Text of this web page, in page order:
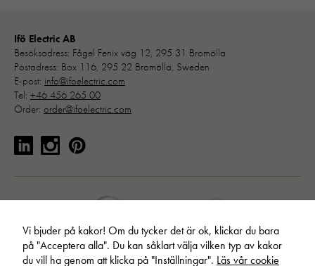
Ifö Electric AB
Besöksadress: Fågel Fenix väg 12, 295 31 Bromölla
Postadress: Box 116, 295 22 Bromölla, Sweden
E-post: info@ifoelectric.com
Tel: +46 456 265 00
Order: order@ifoelectric.com
Vi bjuder på kakor! Om du tycker det är ok, klickar du bara
på "Acceptera alla". Du kan såklart välja vilken typ av kakor
du vill ha genom att klicka på "Inställningar". Läs vår cookie
För att vår
hemsida ska
kakorna
från
hemsidan: